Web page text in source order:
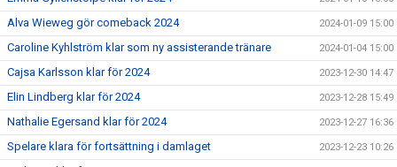
Alva Wieweg gör comeback 2024 2024-01-09 15:00
Caroline Kyhlström klar som ny assisterande tränare 2024-01-04 15:00
Cajsa Karlsson klar för 2024 2023-12-30 14:47
Elin Lindberg klar för 2024 2023-12-28 15:49
Nathalie Egersand klar för 2024 2023-12-27 16:36
Spelare klara för fortsättning i damlaget 2023-12-23 10:26